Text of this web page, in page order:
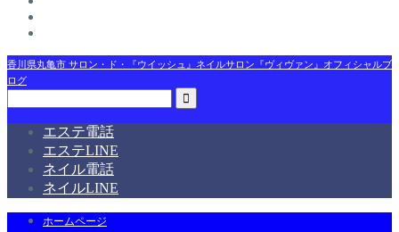
香川県丸亀市 サロン・ド・『ウイッシュ』ネイルサロン『ヴィヴァン』オフィシャルブ
ログ
エステ電話
エステLINE
ネイル電話
ネイルLINE
ホームページ